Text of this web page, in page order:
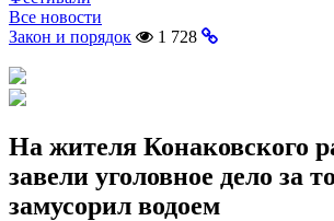
Все новости
Закон и порядок
1 728
На жителя Конаковского
завели уголовное дело за
замусорил водоем